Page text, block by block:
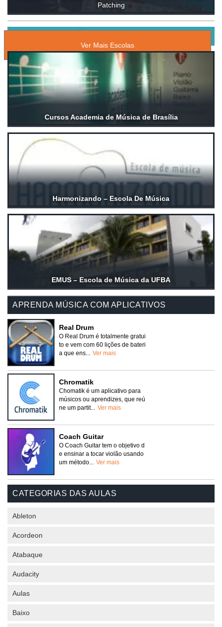
Patching
Ver Mais Escolas
Cursos Academia de Música de Brasília
Harmonizando – Escola De Música
EMUS – Escola de Música da UFBA
APRENDA MÚSICA COM APLICATIVOS
Real Drum
O Real Drum é totalmente gratui
to e vem com 60 lições de bateri
a que ens... Ver mais
Chromatik
Chomatik é um aplicativo para
músicos ou aprendizes, que reú
ne um partit... Ver mais
Coach Guitar
O Coach Guitar tem o objetivo d
e ensinar a tocar violão usando
um método... Ver mais
CATEGORIAS DAS AULAS
Ableton
Acordeon
Atabaque
Audacity
Aulas
Baixo